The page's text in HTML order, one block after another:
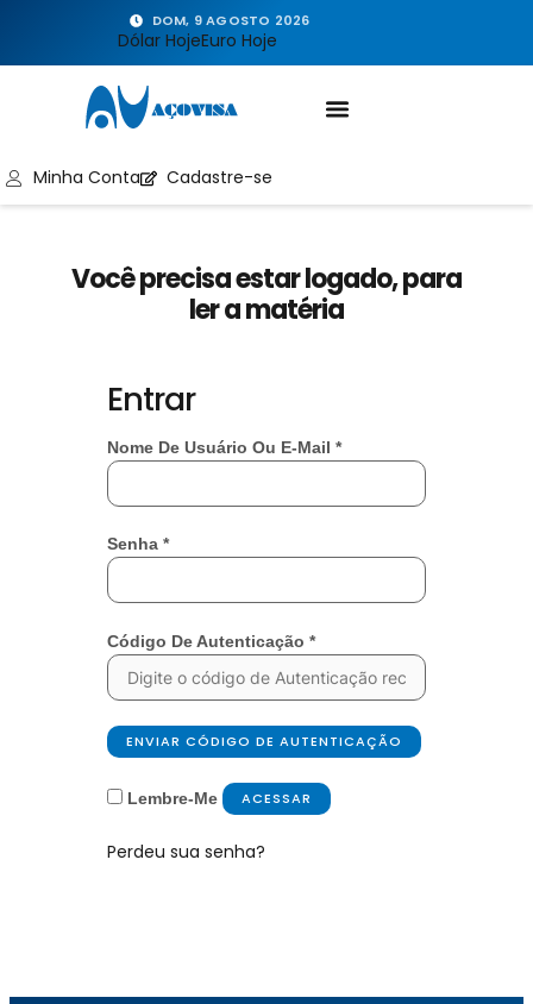
DOM, 9 AGOSTO 2026
Dólar HojeEuro Hoje
Minha Conta Cadastre-se
Você precisa estar logado, para
ler a matéria
Entrar
Nome De Usuário Ou E-Mail *
Senha *
Código De Autenticação *
ENVIAR CÓDIGO DE AUTENTICAÇÃO
Lembre-Me ACESSAR
Perdeu sua senha?